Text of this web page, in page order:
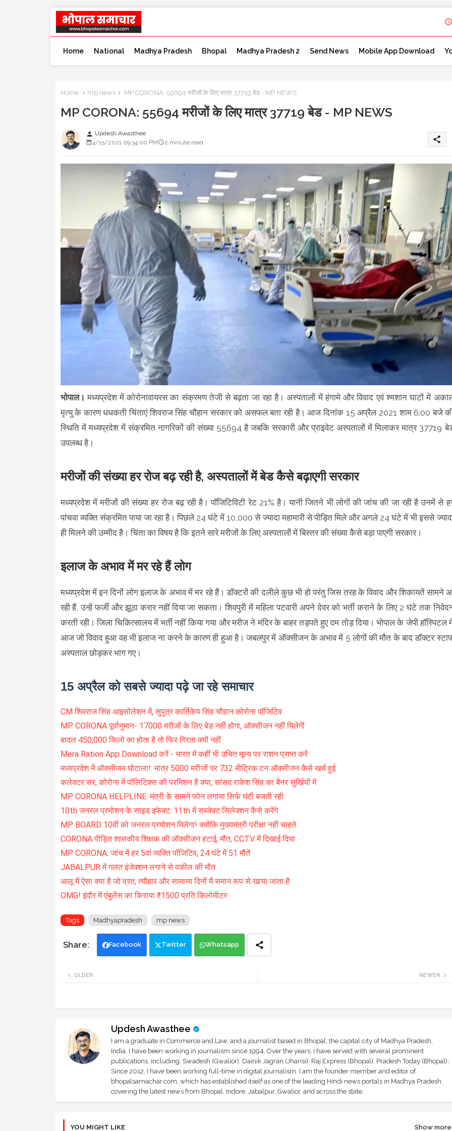
Home National Madhya Pradesh Bhopal Madhya Pradesh 2 Send News Mobile App Download
Home mp news MP CORONA: 55694 मरीजों के लिए मात्र 37719 बेड - MP NEWS
MP CORONA: 55694 मरीजों के लिए मात्र 37719 बेड - MP NEWS
person Updesh Awasthee
4/15/2021 09:34:00 PM
2 minute read share
भोपाल। मध्यप्रदेश में कोरोनावायरस का संक्रमण तेजी से बढ़ता जा रहा है। अस्पतालों में हंगामे और विवाद एवं श्मशान घाटों में
मृत्यु के कारण धधकती चिंताएं शिवराज सिंह चौहान सरकार को असफल बता रही है। आज दिनांक 15 अप्रैल 2021 शाम 6:00 बजे
स्थिति में मध्यप्रदेश में संक्रमित नागरिकों की संख्या 55694 है जबकि सरकारी और प्राइवेट अस्पतालों में मिलाकर मात्र 37719
उपलब्ध है।
मरीजों की संख्या हर रोज बढ़ रही है, अस्पतालों में बेड कैसे बढ़ाएगी सरकार
मध्यप्रदेश में मरीजों की संख्या हर रोज बढ़ रही है। पॉजिटिविटी रेट 21% है। यानी जितने भी लोगों की जांच की जा रही है उनमें से
पांचवा व्यक्ति संक्रमित पाया जा रहा है। पिछले 24 घंटे में 10,000 से ज्यादा महामारी से पीड़ित मिले और अगले 24 घंटे में भी इससे
ही मिलने की उम्मीद है। चिंता का विषय है कि इतने सारे मरीजों के लिए अस्पतालों में बिस्तर की संख्या कैसे बड़ा पाएगी सरकार।
इलाज के अभाव में मर रहे हैं लोग
मध्यप्रदेश में इन दिनों लोग इलाज के अभाव में मर रहे हैं। डॉक्टरों की दलीले कुछ भी हो परंतु जिस तरह के विवाद और शिकायतें सामने
रही हैं, उन्हें फर्जी और झूठा करार नहीं दिया जा सकता। शिवपुरी में महिला पटवारी अपने देवर को भर्ती कराने के लिए 2 घंटे तक
करती रही। जिला चिकित्सालय में भर्ती नहीं किया गया और मरीज ने मंदिर के बाहर तड़पते हुए दम तोड़ दिया। भोपाल के जेपी हॉस्पिटल
आज जो विवाद हुआ वह भी इलाज ना करने के कारण ही हुआ है। जबलपुर में ऑक्सीजन के अभाव में 5 लोगों की मौत के बाद डॉक्टर
अस्पताल छोड़कर भाग गए।
15 अप्रैल को सबसे ज्यादा पढ़े जा रहे समाचार
CM शिवराज सिंह आइसोलेशन में, सुपुत्र कार्तिकेय सिंह चौहान कोरोना पॉजिटिव
MP CORONA पूर्वानुमान- 17000 मरीजों के लिए बेड नहीं होगा, ऑक्सीजन नहीं मिलेगी
बादल 450,000 किलो का होता है तो फिर गिरता क्यों नहीं
Mera Ration App Download करें - भारत में कहीं भी उचित मूल्य पर राशन प्राप्त करें
मध्यप्रदेश में ऑक्सीजन घोटाला!: मात्र 5000 मरीजों पर 732 मीट्रिक टन ऑक्सीजन कैसे खर्च हुई
कलेक्टर सर, कोरोना में पॉलिटिक्स की परमिशन है क्या, सांसद राकेश सिंह का बैनर सुर्खियों में
MP CORONA HELPLINE: मंत्री के सामने फोन लगाया सिर्फ घंटी बजती रही
10th जनरल प्रमोशन के साइड इफेक्ट: 11th में सब्जेक्ट सिलेक्शन कैसे करेंगे
MP BOARD 10वीं को जनरल प्रमोशन मिलेगा! क्योंकि मुख्यमंत्री परीक्षा नहीं चाहते
CORONA पीड़ित शासकीय शिक्षक की ऑक्सीजन हटाई, मौत, CCTV में दिखाई दिया
MP CORONA: जांच में हर 5वां व्यक्ति पॉजिटिव, 24 घंटे में 51 मौतें
JABALPUR में गलत इंजेक्शन लगाने से वकील की मौत
आलू में ऐसा क्या है जो व्रत, त्यौहार और सामान्य दिनों में समान रूप से खाया जाता है
OMG! इंदौर में एंबुलेंस का किराया ₹1500 प्रति किलोमीटर
Tags Madhyapradesh mp news
Facebook Twitter Whatsapp
NEWER
OLDER
Updesh Awasthee
I am a graduate in Commerce and Law, and a journalist based in Bhopal, the capital city of Madhya Pradesh,
India. I have been working in journalism since 1994. Over the years, I have served with several prominent
publications, including: Swadesh (Gwalior), Dainik Jagran (Jhansi), Raj Express (Bhopal), Pradesh Today (Bhopal);
Since 2012, I have been working full-time in digital journalism. I am the founder member and editor of
bhopalsamachar.com, which has established itself as one of the leading Hindi news portals in Madhya Pradesh,
covering the latest news from Bhopal, Indore, Jabalpur, Gwalior, and across the state.
YOU MIGHT LIKE Show more